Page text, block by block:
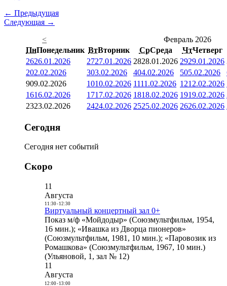
← Предыдущая
Следующая →
<
Февраль 2026
ПнПонедельник ВтВторник СрСреда ЧтЧетверг
2626.01.2026 2727.01.2026 2828.01.2026 2929.01.2026
202.02.2026 303.02.2026 404.02.2026 505.02.2026
909.02.2026 1010.02.2026 1111.02.2026 1212.02.2026
1616.02.2026 1717.02.2026 1818.02.2026 1919.02.2026
2323.02.2026 2424.02.2026 2525.02.2026 2626.02.2026
Сегодня
Сегодня нет событий
Скоро
11
Августа
11:30- 12:30
Виртуальный концертный зал 0+
Показ м/ф «Мойдодыр» (Союзмультфильм, 1954,
16 мин.); «Ивашка из Дворца пионеров»
(Союзмультфильм, 1981, 10 мин.); «Паровозик из
Ромашкова» (Союзмультфильм, 1967, 10 мин.)
(Ульяновой, 1, зал № 12)
11
Августа
12:00- 13:00